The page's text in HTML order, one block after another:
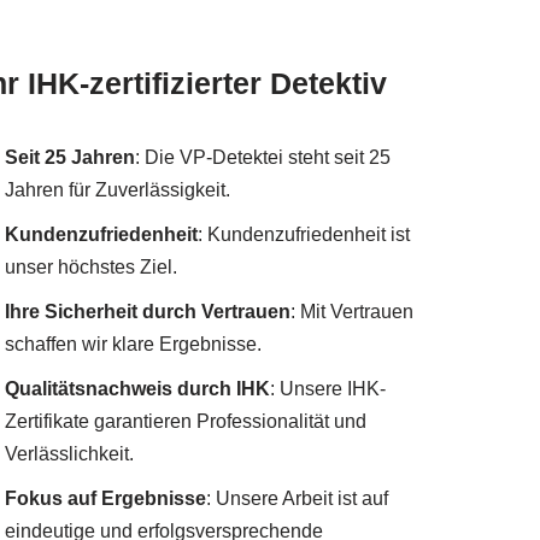
IHK-zertifizierter Detektiv
Seit 25 Jahren: Die VP-Detektei steht seit 25
Jahren für Zuverlässigkeit.
Kundenzufriedenheit: Kundenzufriedenheit ist
unser höchstes Ziel.
Ihre Sicherheit durch Vertrauen: Mit Vertrauen
schaffen wir klare Ergebnisse.
Qualitätsnachweis durch IHK: Unsere IHK-
Zertifikate garantieren Professionalität und
Verlässlichkeit.
Fokus auf Ergebnisse: Unsere Arbeit ist auf
eindeutige und erfolgsversprechende